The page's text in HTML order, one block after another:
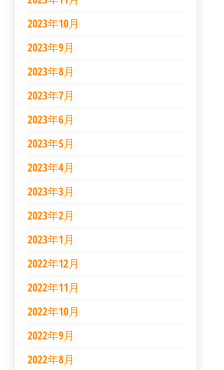
2023年10月
2023年9月
2023年8月
2023年7月
2023年6月
2023年5月
2023年4月
2023年3月
2023年2月
2023年1月
2022年12月
2022年11月
2022年10月
2022年9月
2022年8月